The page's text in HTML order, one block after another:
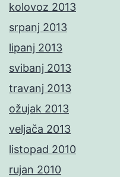
kolovoz 2013
srpanj 2013
lipanj 2013
svibanj 2013
travanj 2013
ožujak 2013
veljača 2013
listopad 2010
rujan 2010